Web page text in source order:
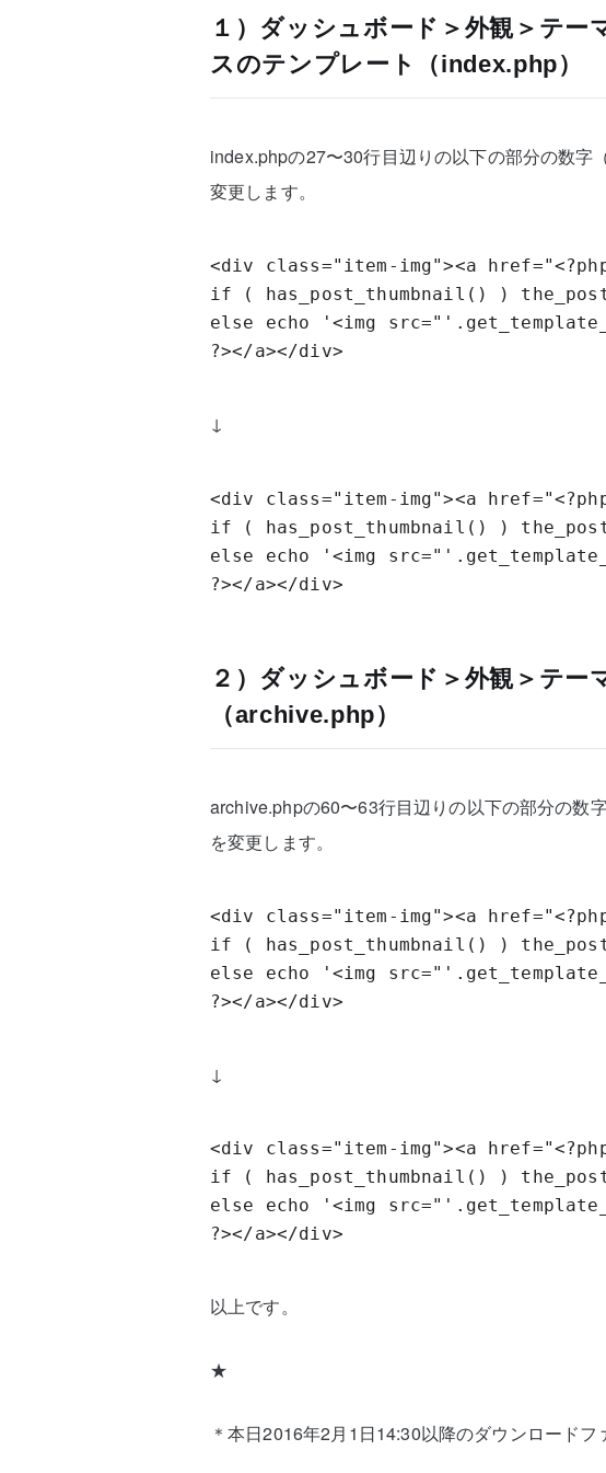
１）ダッシュボード＞外観＞テー
スのテンプレート（index.php）
index.phpの27〜30行目辺りの以下の部分の数
変更します。
<div class="item-img"><a
if ( has_post_thumbnail() )
else echo '<img
?></a></div>
↓
<div class="item-img"><a
if ( has_post_thumbnail() )
else echo '<img
?></a></div>
２）ダッシュボード＞外観＞テー
（archive.php）
archive.phpの60〜63行目辺りの以下の部分の数
を変更します。
<div class="item-img"><a
if ( has_post_thumbnail() )
else echo '<img
?></a></div>
↓
<div class="item-img"><a
if ( has_post_thumbnail() )
else echo '<img
?></a></div>
以上です。
★
＊本日2016年2月1日14:30以降のダウンロードフ